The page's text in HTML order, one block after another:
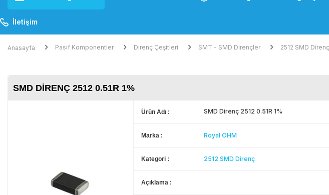
İletişim
Anasayfa Pasif Komponentler Direnç Çeşitleri SMT - SMD Dirençler 2512 SMD Direnç
SMD DIRENÇ 2512 0.51R 1%
Ürün Adı SMD Direnç 2512 0.51R 1%
Marka Royal OHM
Kategori 2512 SMD Direnç
Açıklama